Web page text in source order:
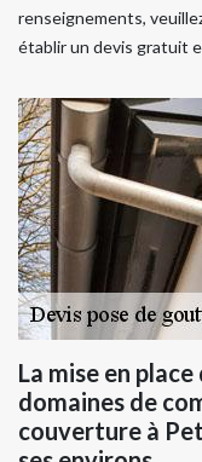
renseignements,
établir un devis gratuit
La mise en
domaines de
couverture à